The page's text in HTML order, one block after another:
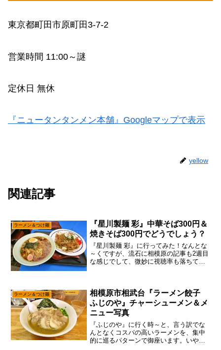
東京都町田市原町田3-7-2
営業時間 11:00～謎
定休日 無休
『ニュータンタンメン本舗』Googleマップで表示
yellow
関連記事
ラーメン＆つけ麺
『星川製麺 彩』中華そば300円＆
焼きそば300円でどうでしょう？
『星川製麺 彩』に行ってみた！なんとな
～くですが、流石に相模原の記事も2週目
な感じでして、微妙に視聴率も落ちてい
事化してない店に挑む...
ラーメン＆つけ麺
相模原市相武台『ラーメン餃子
ふじのや』チャーシューメン＆メ
ニュー写真
『ふじのや』に行く時～と、言う訳でな
んとなくコスパの高いラーメンを、集中
的に巡るパターンで御座います。いや、